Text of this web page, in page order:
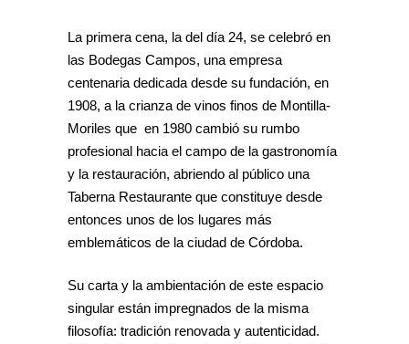
La primera cena, la del día 24, se celebró en
las Bodegas Campos, una empresa
centenaria dedicada desde su fundación, en
1908, a la crianza de vinos finos de Montilla-
Moriles que en 1980 cambió su rumbo
profesional hacia el campo de la gastronomía
y la restauración, abriendo al público una
Taberna Restaurante que constituye desde
entonces unos de los lugares más
emblemáticos de la ciudad de Córdoba.
Su carta y la ambientación de este espacio
singular están impregnados de la misma
filosofía: tradición renovada y autenticidad.